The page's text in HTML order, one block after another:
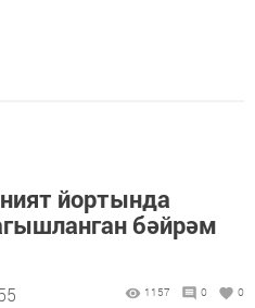
йортында
бәйрәм
1157 0 0